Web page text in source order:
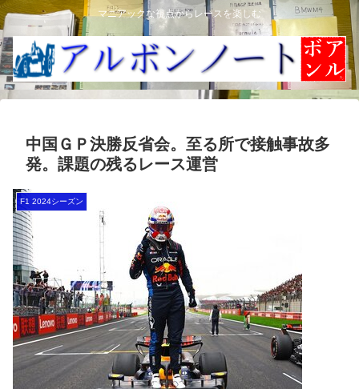
マニアックな視点からレースを楽しむ
中国ＧＰ決勝反省会。至る所で接触事故多
発。課題の残るレース運営
F1 2024シーズン